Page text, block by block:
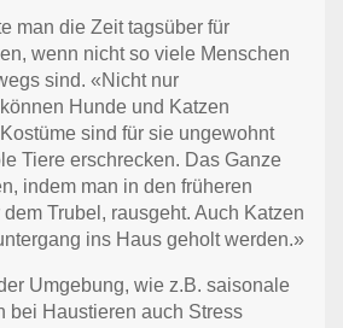
man die Zeit tagsüber für
wenn nicht so viele Menschen
sind. «Nicht nur
Hunde und Katzen
sind für sie ungewohnt
Tiere erschrecken. Das Ganze
indem man in den früheren
Trubel, rausgeht. Auch Katzen
ins Haus geholt werden.»
Umgebung, wie z.B. saisonale
bei Haustieren auch Stress